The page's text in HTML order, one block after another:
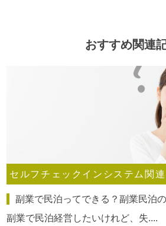
おすすめ関連
セルフチェックインシステム関連
副業で民泊ってできる？副業民泊
副業で民泊経営したいけれど、失....